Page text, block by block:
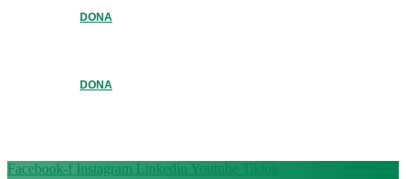
DONA
DONA
Facebook-f Instagram Linkedin Youtube Tiktok